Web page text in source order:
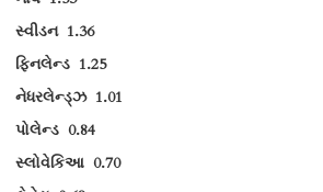
સ્વીડન 1.36
ફિનલેન્ડ 1.25
નેધરલેન્ડ્ઝ 1.01
પોલેન્ડ0.84
સ્લોવેકિઆ0.70